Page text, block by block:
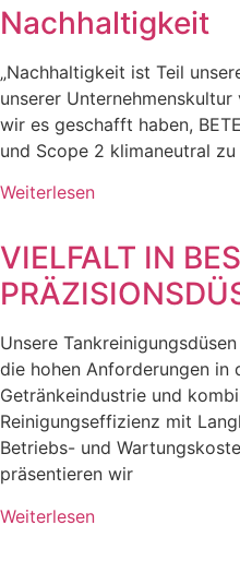
Nachhaltigkeit
„Nachhaltigkeit ist Teil
unserer
wir es geschafft haben,
und Scope 2 klimaneutral zu
Weiterlesen
VIELFALT IN
Unsere
die hohen Anforderungen in
Getränkeindustrie und
Reinigungseffizienz mit
Betriebs- und
präsentieren wir
Weiterlesen